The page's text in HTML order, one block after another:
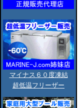
マイナス６０度凍結
超低温フリーザー